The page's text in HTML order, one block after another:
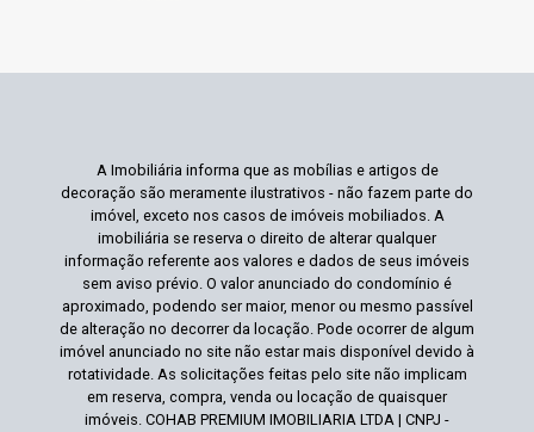
A Imobiliária informa que as mobílias e artigos de
decoração são meramente ilustrativos - não fazem parte do
imóvel, exceto nos casos de imóveis mobiliados. A
imobiliária se reserva o direito de alterar qualquer
informação referente aos valores e dados de seus imóveis
sem aviso prévio. O valor anunciado do condomínio é
aproximado, podendo ser maior, menor ou mesmo passível
de alteração no decorrer da locação. Pode ocorrer de algum
imóvel anunciado no site não estar mais disponível devido à
rotatividade. As solicitações feitas pelo site não implicam
em reserva, compra, venda ou locação de quaisquer
imóveis. COHAB PREMIUM IMOBILIARIA LTDA | CNPJ -